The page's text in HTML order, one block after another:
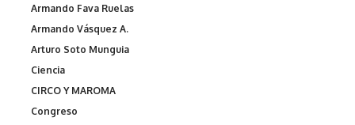
Armando Fava Ruelas
Armando Vásquez A.
Arturo Soto Munguia
Ciencia
CIRCO Y MAROMA
Congreso